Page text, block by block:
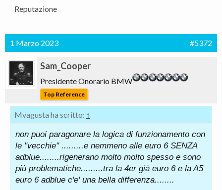
Idem oggi con la Velar e pure con la A180d della
Mai usata alcuna app per controllare gli stati di
rigenerazione.
A dire il vero sull'app della Velar c'è anche
l'informazione sulla stato del filtro, ma dice sempre
che è tutto perfetto.
Insomma, più che imputare la colpa alle
rigenerazioni in sé, sarei propenso ad attribuirla ai
criteri di funzionamento di quel motore.
Reputazione
1 Marzo 2023 #5372
Sam_Cooper
Presidente Onorario BMW
Top Reference
Mvagusta ha scritto: ↑
non puoi paragonare la logica di funzionamento con
le "vecchie" .........e nemmeno alle euro 6 SENZA
adblue........rigenerano molto molto spesso e sono
più problematiche.........tra la 4er già euro 6 e la A5
euro 6 adblue c'e' una bella differenza........